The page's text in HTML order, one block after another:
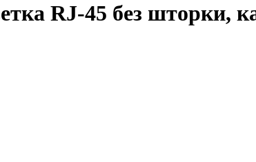
RJ-45 без шторки,